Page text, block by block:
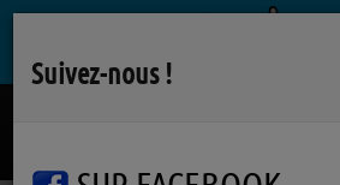
Suivez-nous !